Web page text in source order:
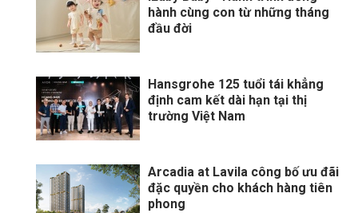
hành cùng con từ những tháng
đầu đời
Hansgrohe 125 tuổi tái khẳng
định cam kết dài hạn tại thị
trường Việt Nam
Arcadia at Lavila công bố ưu đãi
đặc quyền cho khách hàng tiên
phong